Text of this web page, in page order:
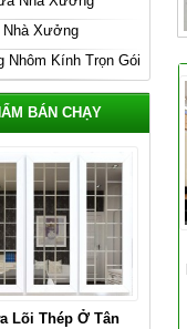
Nhà Xưởng
Nhôm Kính Trọn Gói
BÁN CHẠY
Lõi Thép Ở Tân